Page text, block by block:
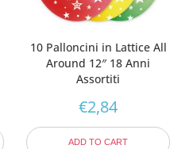
10 Palloncini in Lattice All
Around 12″ 18 Anni
Assortiti
€2,84
ADD TO CART